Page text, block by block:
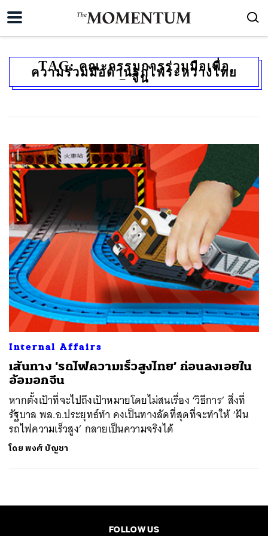
TAG:คณะกรรมการร่วมมือเพื่อ
ความร่วมมือด้านรถไฟระหว่างไทย
– จีน
Internal Affairs
เส้นทาง ‘รถไฟความเร็วสูงไทย’ ก่อนลงเอยใน
อ้อมอกจีน
หากตั้งเป้าที่จะไปถึงเป้าหมายโดยไม่สนเรื่อง ‘วิธีการ’ สิ่งที่
รัฐบาล พล.อ.ประยุทธ์ทำ คงเป็นทางลัดที่สุดที่จะทำให้ ‘ฝัน
รถไฟความเร็วสูง’ กลายเป็นความจริงได้
โดยพงศ์ บัญชา
FOLLOW US
ค้นหา
SHARE TWEET LINE EMAIL